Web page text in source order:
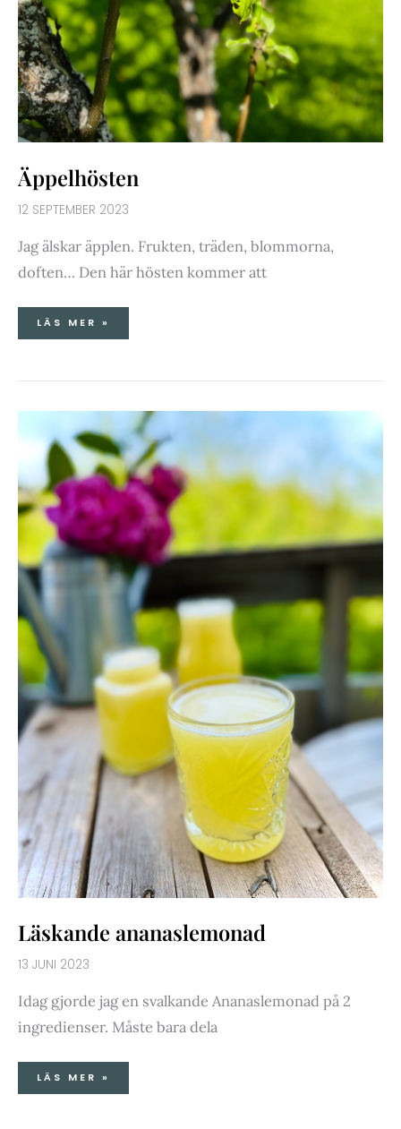
Äppelhösten
12 SEPTEMBER 2023
Jag älskar äpplen. Frukten, träden, blommorna,
doften… Den här hösten kommer att
LÄS MER »
Läskande ananaslemonad
13 JUNI 2023
Idag gjorde jag en svalkande Ananaslemonad på 2
ingredienser. Måste bara dela
LÄSKANDE
ANANASLEMONAD
LÄS MER »